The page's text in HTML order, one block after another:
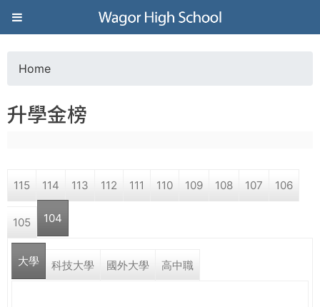
Jump to navigation
葳
格
高
學
o
a
r
e
Home
升學金榜
115 114 113 112 111 110 109 108 107 106
105 104
大學 (active tab)
科技大學 國外大學 高中職